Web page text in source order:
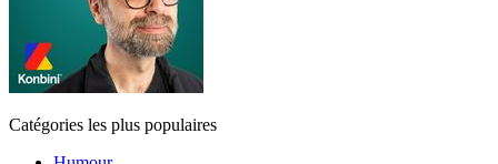
Catégories les plus populaires